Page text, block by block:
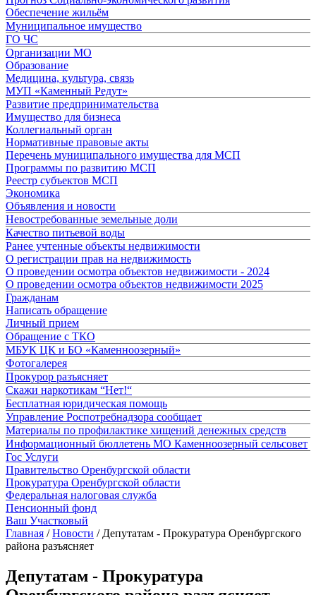
Обеспечение жильём
Муниципальное имущество
ГО ЧС
Организации МО
Образование
Медицина, культура, связь
МУП «Каменный Редут»
Развитие предпринимательства
Имущество для бизнеса
Коллегиальный орган
Нормативные правовые акты
Перечень муниципального имущества для МСП
Программы по развитию МСП
Реестр субъектов МСП
Экономика
Объявления и новости
Невостребованные земельные доли
Качество питьевой воды
Ранее учтенные объекты недвижимости
О регистрации прав на недвижимость
О проведении осмотра объектов недвижимости - 2024
О проведении осмотра объектов недвижимости 2025
Гражданам
Написать обращение
Личный прием
Обращение с ТКО
МБУК ЦК и БО «Каменноозерный»
Фотогалерея
Прокурор разъясняет
Скажи наркотикам “Нет!“
Бесплатная юридическая помощь
Управление Роспотребнадзора сообщает
Материалы по профилактике хищений денежных средств
Информационный бюллетень МО Каменноозерный сельсовет
Гос Услуги
Правительство Оренбургской области
Прокуратура Оренбургской области
Федеральная налоговая служба
Пенсионный фонд
Ваш Участковый
Главная /Новости / Депутатам - Прокуратура Оренбургского
района разъясняет
Депутатам - Прокуратура